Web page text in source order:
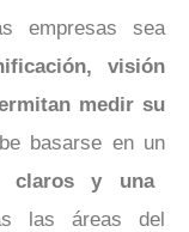
empresas sea
visión
medir su
basarse en un
claros y una
las áreas del